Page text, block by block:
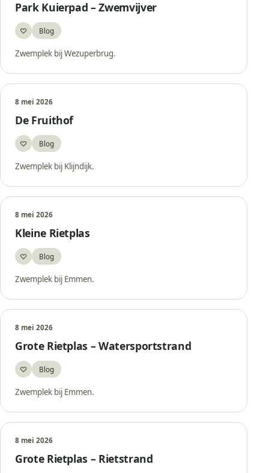
Park Kuierpad – Zwemvijver
♡Bewaar
Blog
Zwemplek bij Wezuperbrug.
8 mei 2026
De Fruithof
♡Bewaar
Blog
Zwemplek bij Klijndijk.
8 mei 2026
Kleine Rietplas
♡Bewaar
Blog
Zwemplek bij Emmen.
8 mei 2026
Grote Rietplas – Watersportstrand
♡Bewaar
Blog
Zwemplek bij Emmen.
8 mei 2026
Grote Rietplas – Rietstrand